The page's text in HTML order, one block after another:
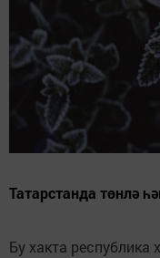
Татарстанда төнлә
Бу хакта